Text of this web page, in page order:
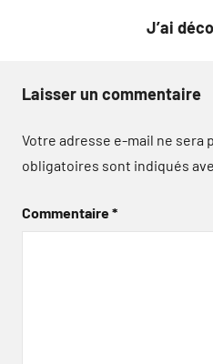
J’ai
Laisser un commentaire
Votre adresse e-mail ne sera
obligatoires sont indiqués
Commentaire*